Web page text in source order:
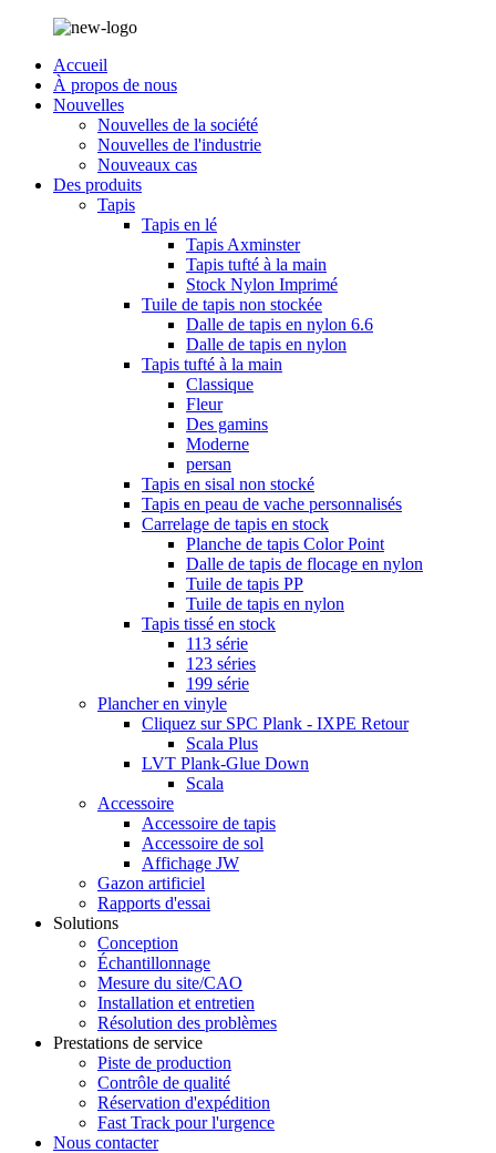
Accueil
À propos de nous
Nouvelles
Nouvelles de la société
Nouvelles de l'industrie
Nouveaux cas
Des produits
Tapis
Tapis en lé
Tapis Axminster
Tapis tufté à la main
Stock Nylon Imprimé
Tuile de tapis non stockée
Dalle de tapis en nylon 6.6
Dalle de tapis en nylon
Tapis tufté à la main
Classique
Fleur
Des gamins
Moderne
persan
Tapis en sisal non stocké
Tapis en peau de vache personnalisés
Carrelage de tapis en stock
Planche de tapis Color Point
Dalle de tapis de flocage en nylon
Tuile de tapis PP
Tuile de tapis en nylon
Tapis tissé en stock
113 série
123 séries
199 série
Plancher en vinyle
Cliquez sur SPC Plank - IXPE Retour
Scala Plus
LVT Plank-Glue Down
Scala
Accessoire
Accessoire de tapis
Accessoire de sol
Affichage JW
Gazon artificiel
Rapports d'essai
Solutions
Conception
Échantillonnage
Mesure du site/CAO
Installation et entretien
Résolution des problèmes
Prestations de service
Piste de production
Contrôle de qualité
Réservation d'expédition
Fast Track pour l'urgence
Nous contacter